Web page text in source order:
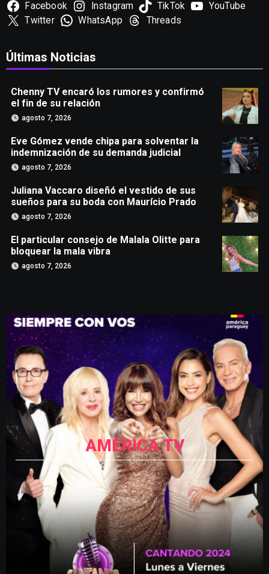
Facebook Instagram TikTok
YouTube
Twitter
WhatsApp Threads
Últimas Noticias
Chenny TV encaró los rumores y confirmó
el fin de su relación
agosto 7, 2026
Eve Gómez vende chipa para solventar la
indemnización de su demanda judicial
agosto 7, 2026
Juliana Vaccaro diseñó el vestido de sus
sueños para su boda con Maurício Prado
agosto 7, 2026
El particular consejo de Malala Olitte para
bloquear la mala vibra
agosto 7, 2026
AMÉRICA TV